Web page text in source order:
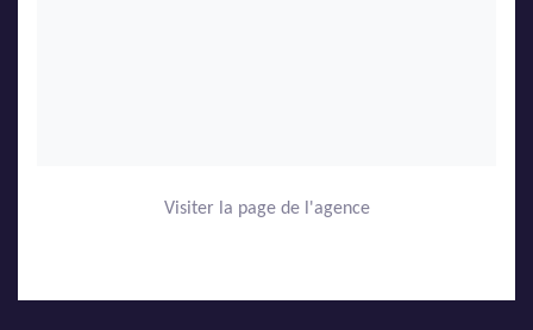
Visiter la page de l'agence